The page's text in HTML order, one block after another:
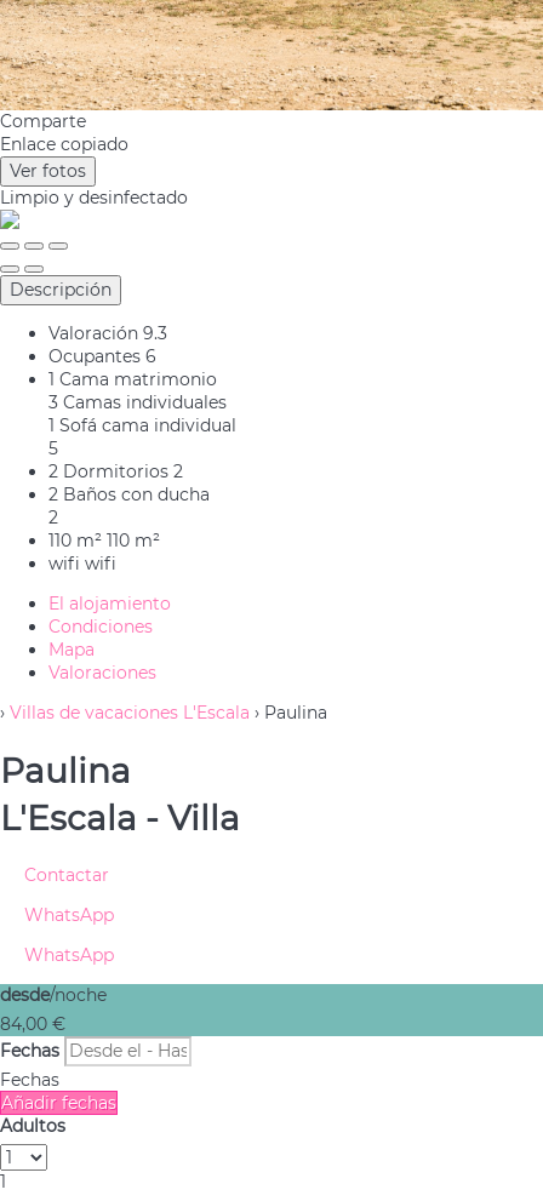
Comparte
Enlace copiado
Ver fotos
Limpio y desinfectado
Descripción
Valoración 9.3
Ocupantes 6
1 Cama matrimonio
3 Camas individuales
1 Sofá cama individual
5
2 Dormitorios 2
2 Baños con ducha
2
110 m² 110 m²
wifi wifi
El alojamiento
Condiciones
Mapa
Valoraciones
› Villas de vacaciones L'Escala › Paulina
Paulina
L'Escala - Villa
Contactar
WhatsApp
WhatsApp
desde/noche
84,00 €
Fechas
Fechas
Añadir fechas
Adultos
1